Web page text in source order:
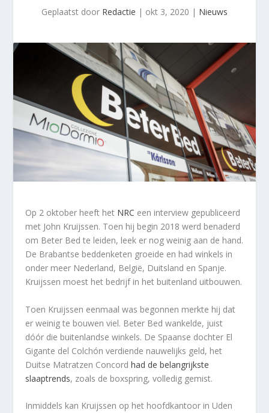
Geplaatst door Redactie | okt 3, 2020 | Nieuws
Op 2 oktober heeft het NRC een interview gepubliceerd
met John Kruijssen. Toen hij begin 2018 werd benaderd
om Beter Bed te leiden, leek er nog weinig aan de hand.
De Brabantse beddenketen groeide en had winkels in
onder meer Nederland, België, Duitsland en Spanje.
Kruijssen moest het bedrijf in het buitenland uitbouwen.
Toen Kruijssen eenmaal was begonnen merkte hij dat
er weinig te bouwen viel. Beter Bed wankelde, juist
dóór die buitenlandse winkels. De Spaanse dochter El
Gigante del Colchón verdiende nauwelijks geld, het
Duitse Matratzen Concordhad de belangrijkste
slaaptrends, zoals de boxspring, volledig gemist.
Inmiddels kan Kruijssen op het hoofdkantoor in Uden